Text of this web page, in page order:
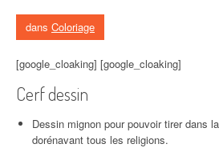
dans Coloriage
[google_cloaking] [google_cloaking]
Cerf dessin
Dessin mignon pour pouvoir tirer dans
dorénavant tous les religions.